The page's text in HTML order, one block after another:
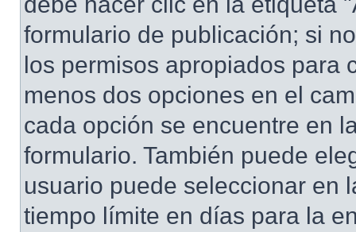
formulario de publicación; si
los permisos apropiados para
menos dos opciones en el
cada opción se encuentre en
formulario. También puede
usuario puede seleccionar en
tiempo límite en días para la